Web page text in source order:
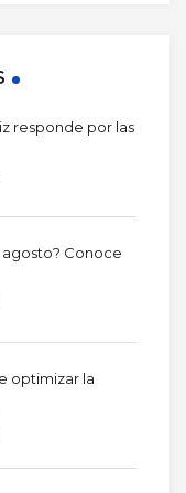
responde por las
agosto? Conoce
optimizar la